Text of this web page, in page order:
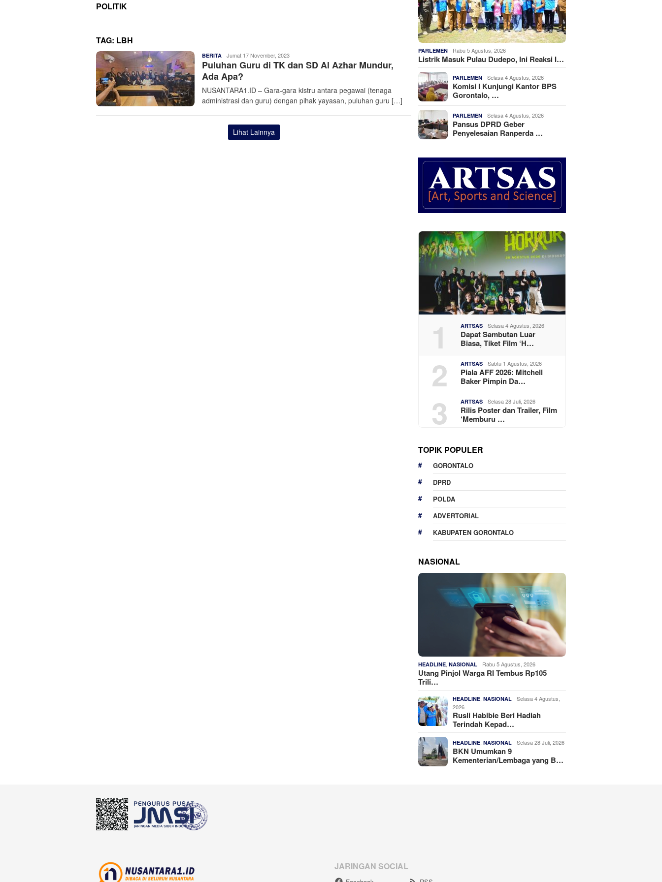
POLITIK
TAG: LBH
BERITA Admin
Nusantara
Jumat 17 November, 2023
Puluhan Guru di TK dan SD Al Azhar Mundur,
Ada Apa?
NUSANTARA1.ID – Gara-gara kistru antara pegawai (tenaga
administrasi dan guru) dengan pihak yayasan, puluhan guru […]
Lihat Lainnya
PARLEMEN Rabu 5 Agustus, 2026
Listrik Masuk Pulau Dudepo, Ini Reaksi I…
PARLEMEN Selasa 4 Agustus, 2026
Komisi I Kunjungi Kantor BPS
Gorontalo, …
PARLEMEN Selasa 4 Agustus, 2026
Pansus DPRD Geber
Penyelesaian Ranperda …
1 ARTSAS Selasa 4 Agustus, 2026
Dapat Sambutan Luar
Biasa, Tiket Film ‘H…
2 ARTSAS Sabtu 1 Agustus, 2026
Piala AFF 2026: Mitchell
Baker Pimpin Da…
3 ARTSAS Selasa 28 Juli, 2026
Rilis Poster dan Trailer, Film
‘Memburu …
TOPIK POPULER
GORONTALO
DPRD
POLDA
ADVERTORIAL
KABUPATEN GORONTALO
NASIONAL
HEADLINE ,NASIONAL Rabu 5 Agustus, 2026
Utang Pinjol Warga RI Tembus Rp105
Trili…
HEADLINE ,NASIONAL
Selasa 4 Agustus,
2026
Rusli Habibie Beri Hadiah
Terindah Kepad…
HEADLINE ,NASIONAL Selasa 28 Juli, 2026
BKN Umumkan 9
Kementerian/Lembaga yang B…
JARINGAN SOCIAL